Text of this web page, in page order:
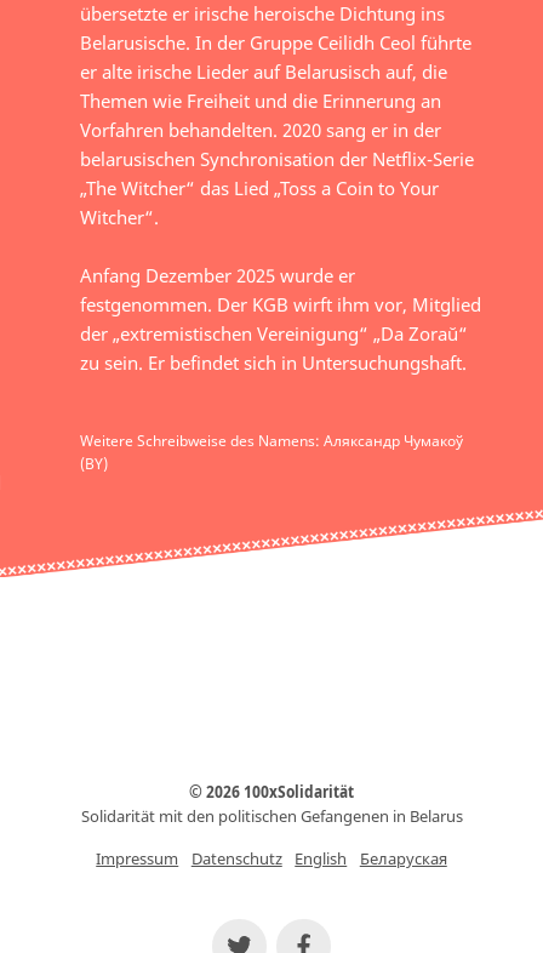
übersetzte er irische heroische Dichtung ins
Belarusische. In der Gruppe Ceilidh Ceol führte
er alte irische Lieder auf Belarusisch auf, die
Themen wie Freiheit und die Erinnerung an
Vorfahren behandelten. 2020 sang er in der
belarusischen Synchronisation der Netflix-Serie
„The Witcher“ das Lied „Toss a Coin to Your
Witcher“.
Anfang Dezember 2025 wurde er
festgenommen. Der KGB wirft ihm vor, Mitglied
der „extremistischen Vereinigung“ „Da Zoraŭ“
zu sein. Er befindet sich in Untersuchungshaft.
Weitere Schreibweise des Namens: Аляксандр Чумакоў
(BY)
© 2026 100xSolidarität
Solidarität mit den politischen Gefangenen in Belarus
Impressum
Datenschutz English Беларуская